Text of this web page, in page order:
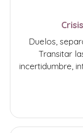
Duelos,
Transitar
incertidumbre,